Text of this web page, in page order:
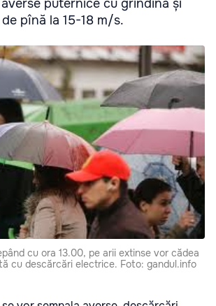
puternice cu grindină și
pînă la 15-18 m/s.
cu ora 13.00, pe arii extinse vor cădea
cu descărcări electrice. Foto: gandul.info